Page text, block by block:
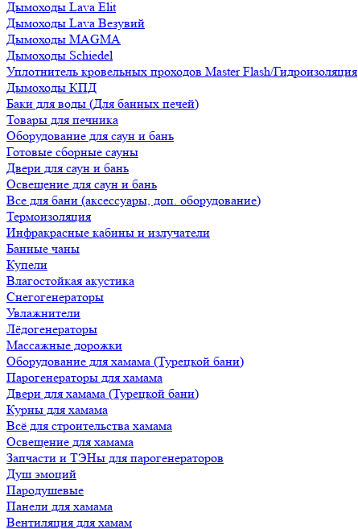
Дымоходы Lava Elit
Дымоходы Lava Везувий
Дымоходы MAGMA
Дымоходы Schiedel
Уплотнитель кровельных проходов Master Flash/Гидроизоляция
Дымоходы КПД
Баки для воды (Для банных печей)
Товары для печника
Оборудование для саун и бань
Готовые сборные сауны
Двери для саун и бань
Освещение для саун и бань
Все для бани (аксессуары, доп. оборудование)
Термоизоляция
Инфракрасные кабины и излучатели
Банные чаны
Купели
Влагостойкая акустика
Снегогенераторы
Увлажнители
Лёдогенераторы
Массажные дорожки
Оборудование для хамама (Турецкой бани)
Парогенераторы для хамама
Двери для хамама (Турецкой бани)
Курны для хамама
Всё для строительства хамама
Освещение для хамама
Запчасти и ТЭНы для парогенераторов
Душ эмоций
Пародушевые
Панели для хамама
Вентиляция для хамам